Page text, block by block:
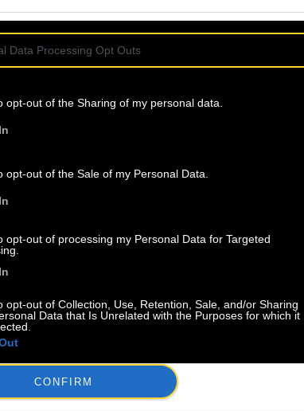
Data Processing Opt Outs
opt-out of the Sharing of my personal data.
opt-out of the Sale of my Personal Data.
opt-out of processing my Personal Data for Targeted
opt-out of Collection, Use, Retention, Sale, and/or Sharing
Data that Is Unrelated with the Purposes for which it
CONFIRM
: dub-silence.
INSCRIPTION AU BACO